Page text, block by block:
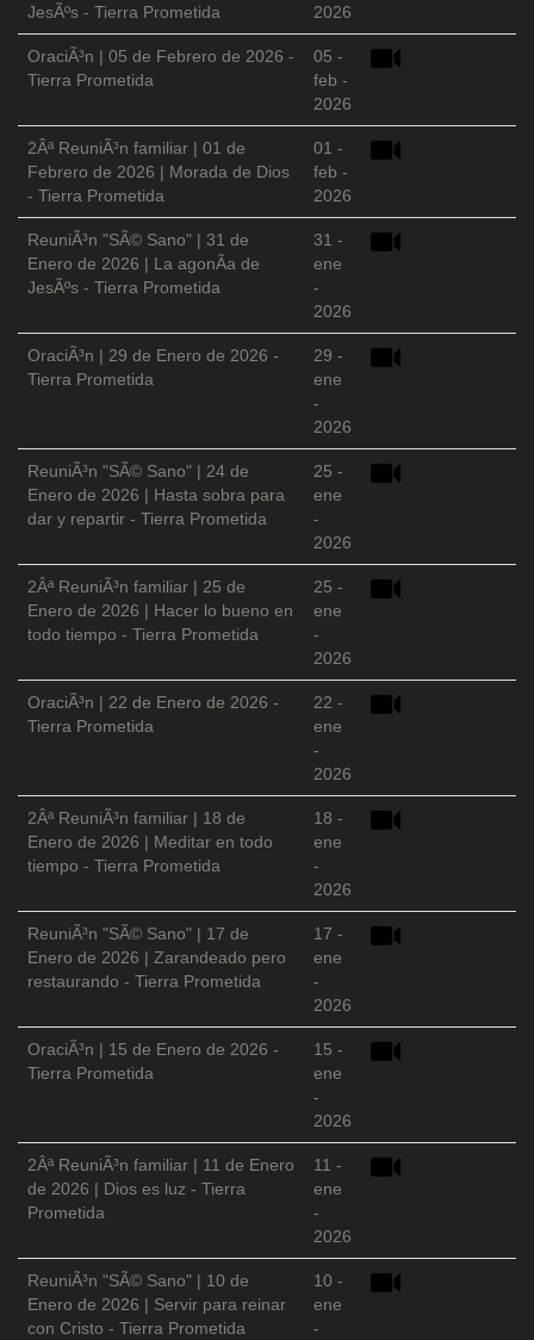
JesÃºs - Tierra Prometida
2026
OraciÃ³n | 05 de Febrero de 2026 -
Tierra Prometida
05 -
feb -
2026
2Âª ReuniÃ³n familiar | 01 de
Febrero de 2026 | Morada de Dios
- Tierra Prometida
01 -
feb -
2026
ReuniÃ³n "SÃ© Sano" | 31 de
Enero de 2026 | La agonÃ­a de
JesÃºs - Tierra Prometida
31 -
ene
-
2026
OraciÃ³n | 29 de Enero de 2026 -
Tierra Prometida
29 -
ene
-
2026
ReuniÃ³n "SÃ© Sano" | 24 de
Enero de 2026 | Hasta sobra para
dar y repartir - Tierra Prometida
25 -
ene
-
2026
2Âª ReuniÃ³n familiar | 25 de
Enero de 2026 | Hacer lo bueno en
todo tiempo - Tierra Prometida
25 -
ene
-
2026
OraciÃ³n | 22 de Enero de 2026 -
Tierra Prometida
22 -
ene
-
2026
2Âª ReuniÃ³n familiar | 18 de
Enero de 2026 | Meditar en todo
tiempo - Tierra Prometida
18 -
ene
-
2026
ReuniÃ³n "SÃ© Sano" | 17 de
Enero de 2026 | Zarandeado pero
restaurando - Tierra Prometida
17 -
ene
-
2026
OraciÃ³n | 15 de Enero de 2026 -
Tierra Prometida
15 -
ene
-
2026
2Âª ReuniÃ³n familiar | 11 de Enero
de 2026 | Dios es luz - Tierra
Prometida
11 -
ene
-
2026
ReuniÃ³n "SÃ© Sano" | 10 de
Enero de 2026 | Servir para reinar
con Cristo - Tierra Prometida
10 -
ene
-